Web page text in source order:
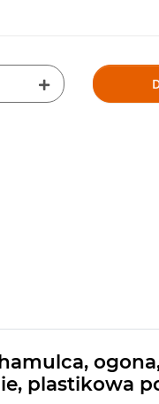
plastikowa